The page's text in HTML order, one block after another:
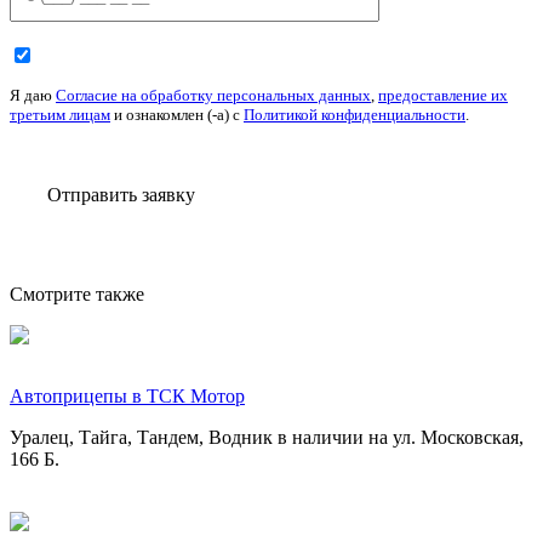
Я даю Согласие на обработку персональных данных предоставление их
третьим лицам и ознакомлен (-а) c Политикой конфиденциальности
Отправить заявку
Смотрите также
Автоприцепы в ТСК Мотор
Уралец, Тайга, Тандем, Водник в наличии на ул. Московская,
166 Б.